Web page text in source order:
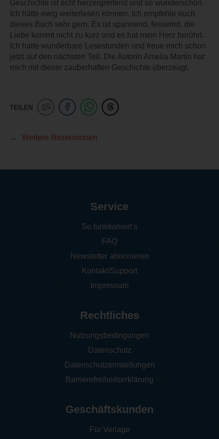
Geschichte ist echt herzergreifend und so wunderschön.
Ich hätte ewig weiterlesen können. Ich empfehle euch
dieses Buch sehr gern. Es ist spannend, fesselnd, die
Liebe kommt nicht zu kurz und es hat mein Herz berührt.
Ich hatte wunderbare Lesestunden und freue mich schon
jetzt auf den nächsten Teil. Die Autorin Amelia Martin hat
mich mit dieser zauberhaften Geschichte überzeugt.
TEILEN
Weitere Rezensionen
Service
So funktioniert‘s
FAQ
Newsletter abonnieren
Kontakt/Support
Impressum
Rechtliches
Nutzungsbedingungen
Datenschutz
Datenschutzeinstellungen
Barrierefreiheitserklärung
Geschäftskunden
Für Verlage